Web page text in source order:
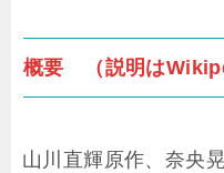
概要 （説明は
山川直輝原作、奈央